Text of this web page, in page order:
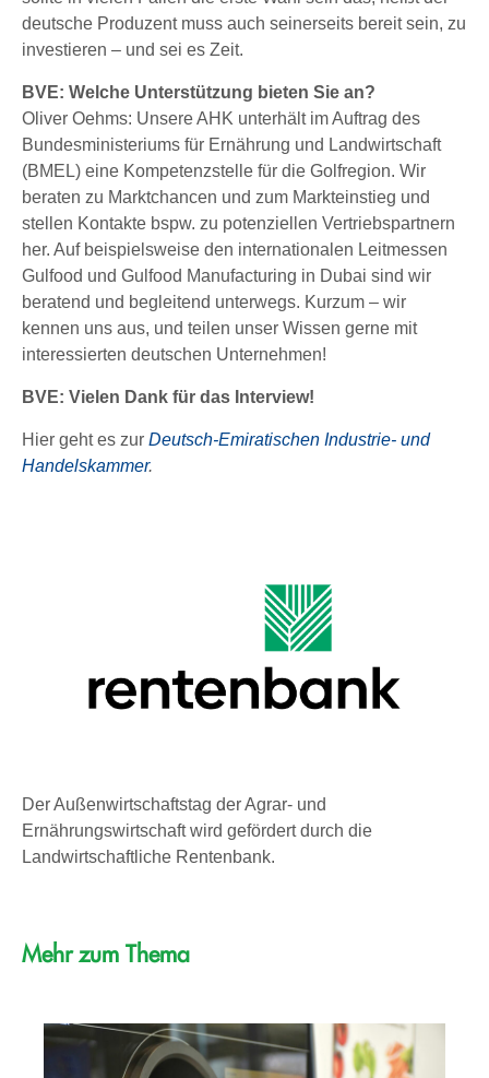
deutsche Produzent muss auch seinerseits bereit sein, zu
investieren – und sei es Zeit.
BVE: Welche Unterstützung bieten Sie an?
Oliver Oehms: Unsere AHK unterhält im Auftrag des
Bundesministeriums für Ernährung und Landwirtschaft
(BMEL) eine Kompetenzstelle für die Golfregion. Wir
beraten zu Marktchancen und zum Markteinstieg und
stellen Kontakte bspw. zu potenziellen Vertriebspartnern
her. Auf beispielsweise den internationalen Leitmessen
Gulfood und Gulfood Manufacturing in Dubai sind wir
beratend und begleitend unterwegs. Kurzum – wir
kennen uns aus, und teilen unser Wissen gerne mit
interessierten deutschen Unternehmen!
BVE: Vielen Dank für das Interview!
Hier geht es zur Deutsch-Emiratischen Industrie- und
Handelskammer.
Der Außenwirtschaftstag der Agrar- und
Ernährungswirtschaft wird gefördert durch die
Landwirtschaftliche Rentenbank.
Mehr zum Thema